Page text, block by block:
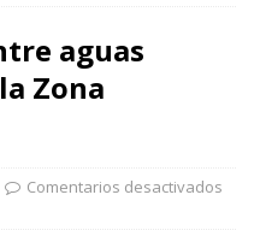
aguas
Zona
Comentarios desactivados